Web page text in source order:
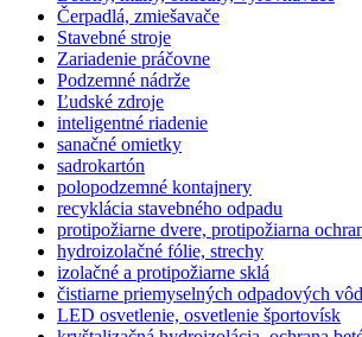
Čerpadlá, zmiešavače
Stavebné stroje
Zariadenie práčovne
Podzemné nádrže
Ľudské zdroje
inteligentné riadenie
sanačné omietky
sadrokartón
polopodzemné kontajnery
recyklácia stavebného odpadu
protipožiarne dvere, protipožiarna
hydroizolačné fólie, strechy
izolačné a protipožiarne sklá
čistiarne priemyselných odpadových vôd
LED osvetlenie, osvetlenie športovísk